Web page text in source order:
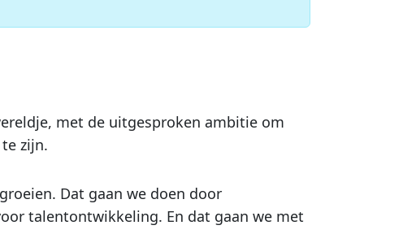
met de uitgesproken ambitie om
zijn.
Dat gaan we doen door
talentontwikkeling. En dat gaan we met